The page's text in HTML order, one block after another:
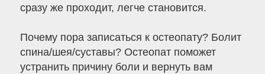
сразу же проходит, легче становится.
Почему пора записаться к остеопату? Болит
спина/шея/суставы? Остеопат поможет
устранить причину боли и вернуть вам